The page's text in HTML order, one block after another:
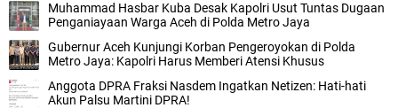
Muhammad Hasbar Kuba Desak Kapolri Usut Tuntas Dugaan
Penganiayaan Warga Aceh di Polda Metro Jaya
Gubernur Aceh Kunjungi Korban Pengeroyokan di Polda
Metro Jaya: Kapolri Harus Memberi Atensi Khusus
Anggota DPRA Fraksi Nasdem Ingatkan Netizen: Hati-hati
Akun Palsu Martini DPRA!